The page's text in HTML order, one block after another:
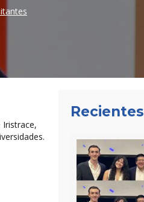
Iristrace,
Recientes